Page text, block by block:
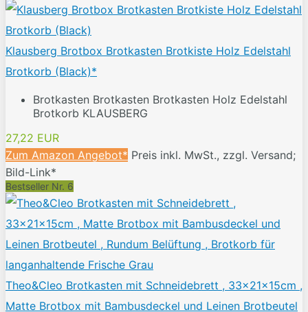
Klausberg Brotbox Brotkasten Brotkiste Holz Edelstahl
Brotkorb (Black)*
Brotkasten Brotkasten Brotkasten Holz Edelstahl
Brotkorb KLAUSBERG
27,22 EUR
Zum Amazon Angebot* Preis inkl. MwSt., zzgl. Versand;
Bild-Link*
Bestseller Nr. 6
Theo&Cleo Brotkasten mit Schneidebrett , 33x21x15cm ,
Matte Brotbox mit Bambusdeckel und Leinen Brotbeutel